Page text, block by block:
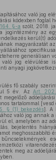
való jog
kódexben foglal
§-a szólt, 2018.
jogintézmény az
kerül(t)
magyarázatát
generálisan
való jog elévülése
anyagi
fő szabály
5 év. Az
Art.
megelőző
tartalommal [vesd
§ (1) bekezdés]. A
való jog annak
el, amelyben az
bejelentés
meghosszabbító
meg az